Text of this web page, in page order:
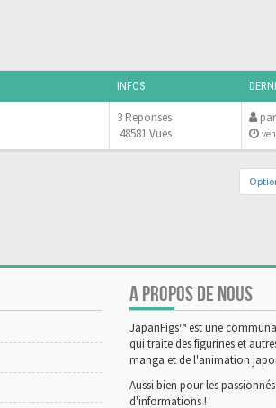
INFOS
3 Reponses
48581 Vues
par
A PROPOS DE NOUS
JapanFigs™ est une
qui traite des figurines et
manga et de l'animation
Aussi bien pour les
d'informations !